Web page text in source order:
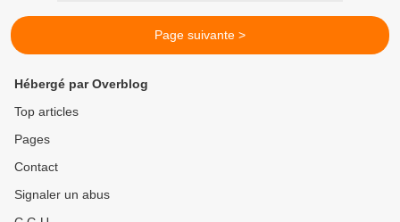
Page suivante >
Hébergé par Overblog
Top articles
Pages
Contact
Signaler un abus